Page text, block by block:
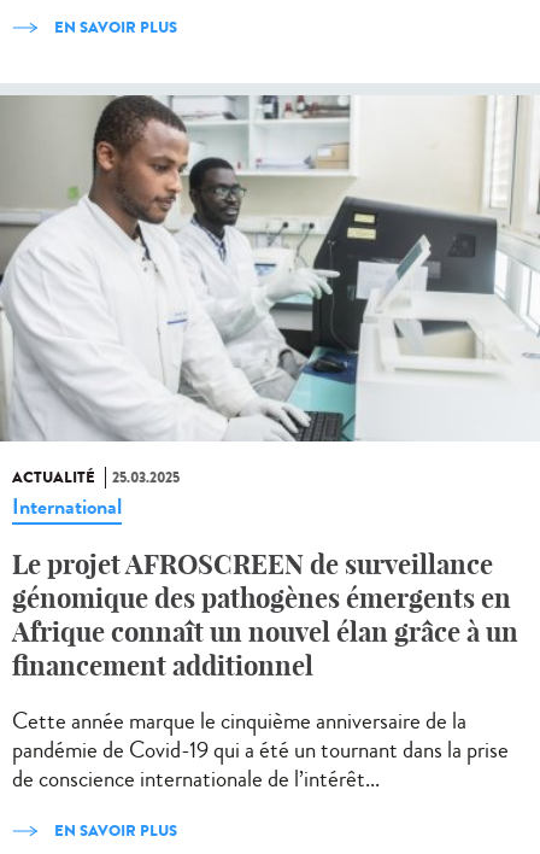
EN SAVOIR PLUS
ACTUALITÉ 25.03.2025
International
Le projet AFROSCREEN de surveillance
génomique des pathogènes émergents en
Afrique connaît un nouvel élan grâce à un
financement additionnel
Cette année marque le cinquième anniversaire de la
pandémie de Covid-19 qui a été un tournant dans la prise
de conscience internationale de l’intérêt...
EN SAVOIR PLUS